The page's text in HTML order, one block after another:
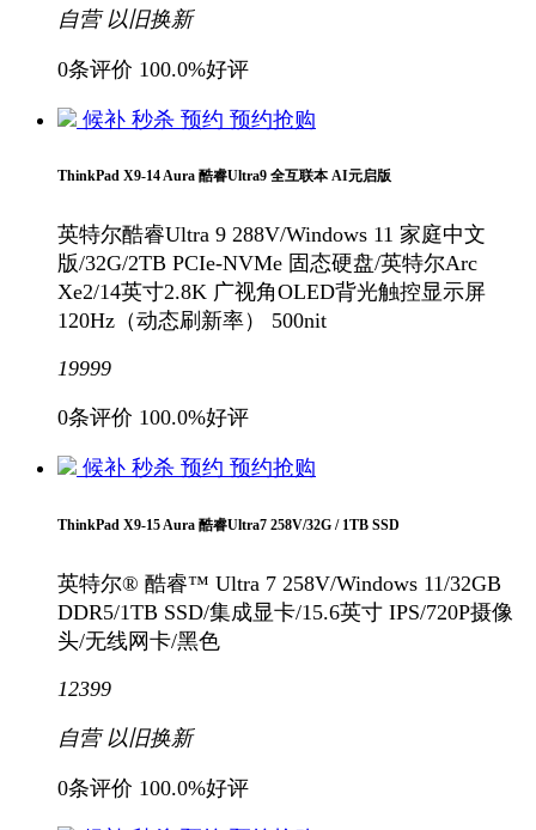
自营 以旧换新
0条评价 100.0%好评
候补 秒杀 预约 预约抢购
ThinkPad X9-14 Aura 酷睿Ultra9 全互联本 AI元启版
英特尔酷睿Ultra 9 288V/Windows 11 家庭中文
版/32G/2TB PCIe-NVMe 固态硬盘/英特尔Arc
Xe2/14英寸2.8K 广视角OLED背光触控显示屏
120Hz（动态刷新率） 500nit
19999
0条评价 100.0%好评
候补 秒杀 预约 预约抢购
ThinkPad X9-15 Aura 酷睿Ultra7 258V/32G / 1TB SSD
英特尔® 酷睿™ Ultra 7 258V/Windows 11/32GB
DDR5/1TB SSD/集成显卡/15.6英寸 IPS/720P摄像
头/无线网卡/黑色
12399
自营 以旧换新
0条评价 100.0%好评